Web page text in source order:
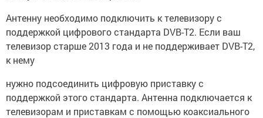
Антенну необходимо подключить к телевизору с
поддержкой цифрового стандарта DVB-T2. Если ваш
телевизор старше 2013 года и не поддерживает DVB-T2,
к нему
нужно подсоединить цифровую приставку с
поддержкой этого стандарта. Антенна подключается к
телевизорам и приставкам с помощью коаксиального